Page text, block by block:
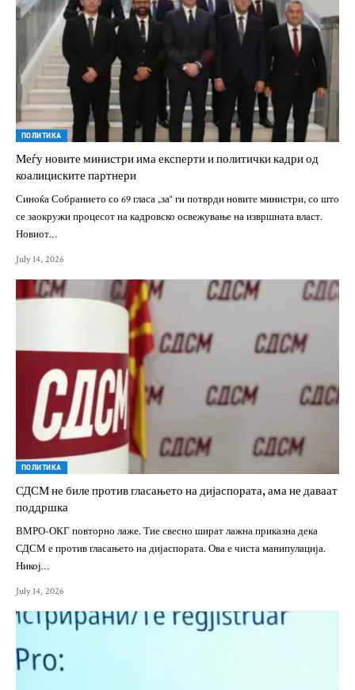
ПОЛИТИКА
Меѓу новите министри има експерти и политички кадри од
коалициските партнери
Синоќа Собранието со 69 гласа „за“ ги потврди новите министри, со што
се заокружи процесот на кадровско освежување на извршната власт.
Новиот…
July 14, 2026
ПОЛИТИКА
СДСМ не биле против гласањето на дијаспората, ама не даваат
поддршка
ВМРО-ОКГ повторно лаже. Тие свесно шират лажна приказна дека
СДСМ е против гласањето на дијаспората. Ова е чиста манипулација.
Никој…
July 14, 2026